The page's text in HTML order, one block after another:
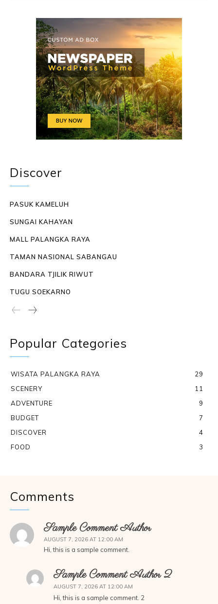
Discover
PASUK KAMELUH
SUNGAI KAHAYAN
MALL PALANGKA RAYA
TAMAN NASIONAL SABANGAU
BANDARA TJILIK RIWUT
TUGU SOEKARNO
Popular Categories
WISATA PALANGKA RAYA
29
SCENERY
11
ADVENTURE
9
BUDGET
7
DISCOVER
4
FOOD
3
Comments
Sample Comment Author
AUGUST 7, 2026 AT 12:00 AM
Hi, this is a sample comment.
Sample Comment Author 2
AUGUST 7, 2026 AT 12:00 AM
Hi, this is a sample comment. 2